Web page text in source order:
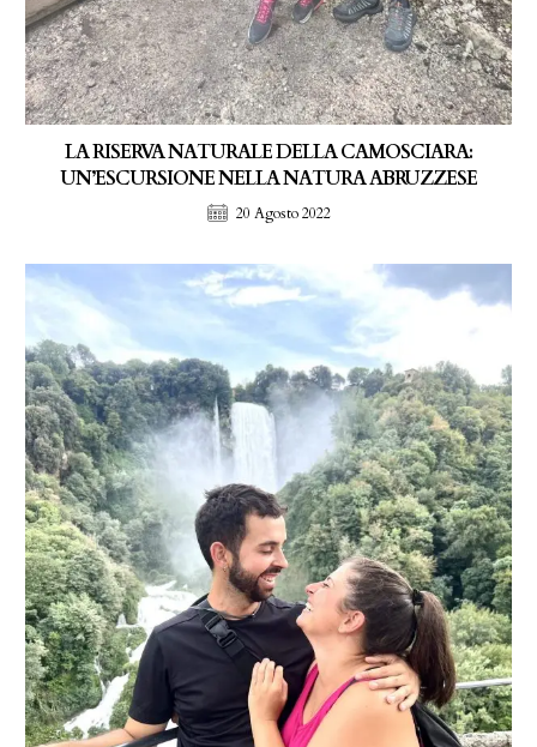
LA RISERVA NATURALE DELLA CAMOSCIARA:
UN’ESCURSIONE NELLA NATURA ABRUZZESE
20 Agosto 2022